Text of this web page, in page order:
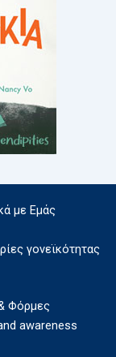
με Εμάς
γονεϊκότητας
Φόρμες
awareness